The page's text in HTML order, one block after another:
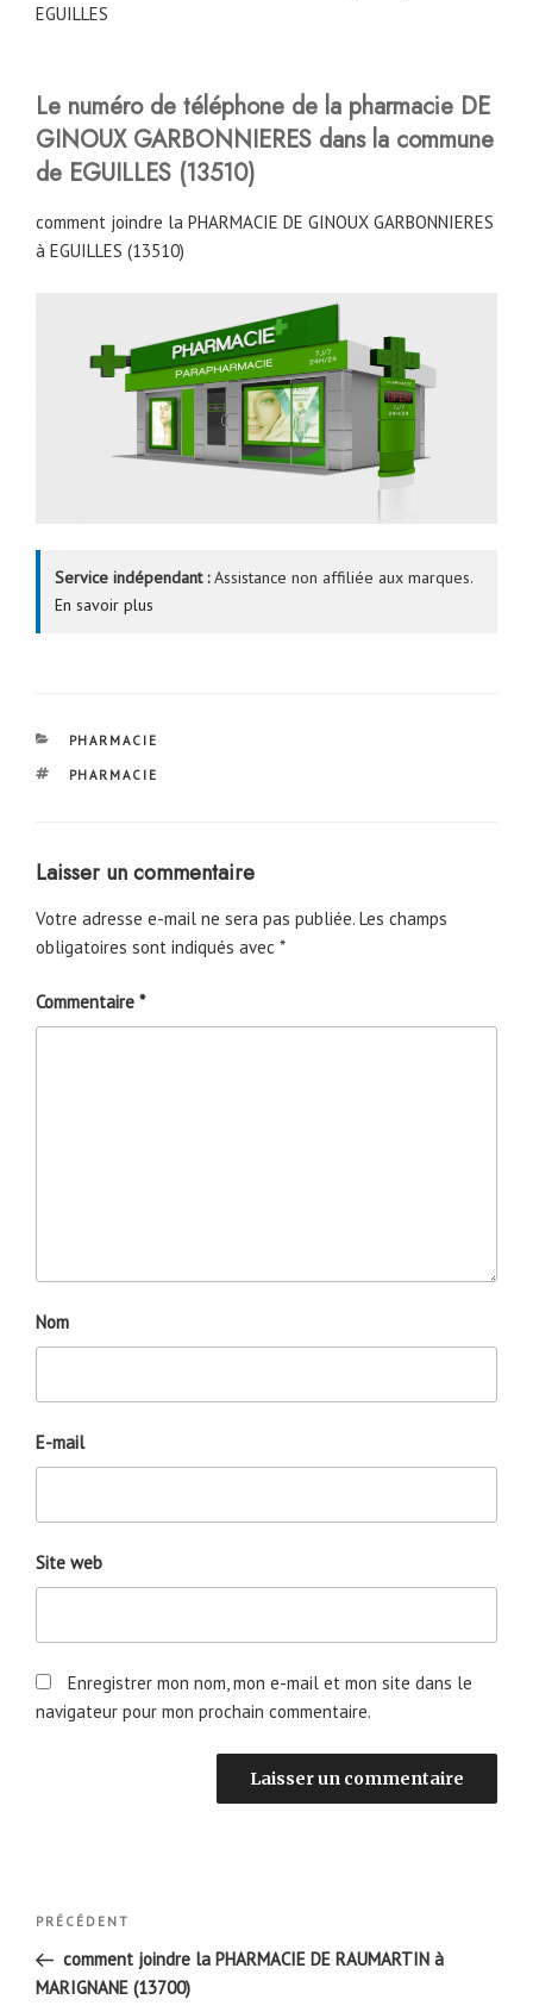
EGUILLES
Le numéro de téléphone de la pharmacie DE
GINOUX GARBONNIERES dans la commune
de EGUILLES (13510)
comment joindre la PHARMACIE DE GINOUX GARBONNIERES
à EGUILLES (13510)
Service indépendant :Assistance non affiliée aux marques.
En savoir plus
CATÉGORIES
PHARMACIE
ÉTIQUETTES
PHARMACIE
Laisser un commentaire
Votre adresse e-mail ne sera pas publiée. Les champs
obligatoires sont indiqués avec *
Commentaire *
Nom
E-mail
Site web
Enregistrer mon nom, mon e-mail et mon site dans le
navigateur pour mon prochain commentaire.
Navigation
l’article
Article
précédent
PRÉCÉDENT
comment joindre la PHARMACIE DE RAUMARTIN à
MARIGNANE (13700)